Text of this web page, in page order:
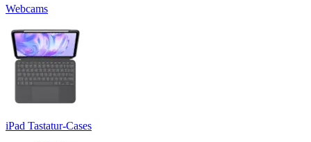
Webcams
iPad Tastatur-Cases